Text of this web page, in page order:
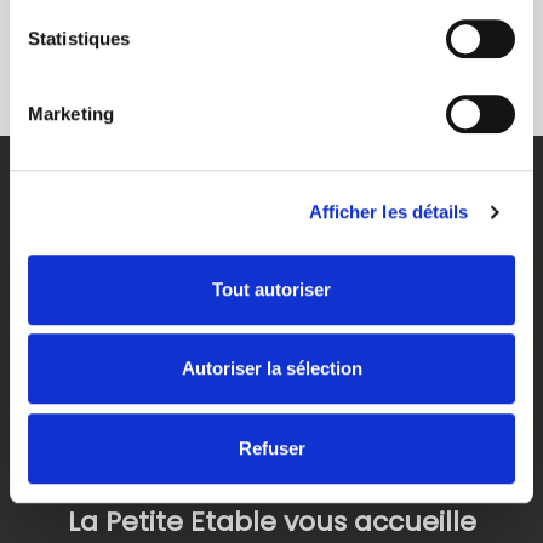
Statistiques
Marketing
Afficher les détails
Tout autoriser
Autoriser la sélection
Refuser
9,50 €
Route du Routi, 4 B-6830 Rochehaut
TVA : BE 0716 854 051
+32 61 26 00 00
La Petite Etable vous accueille